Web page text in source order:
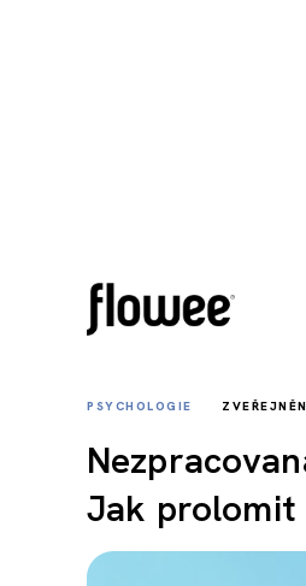
PSYCHOLOGIE
Jak prolomit